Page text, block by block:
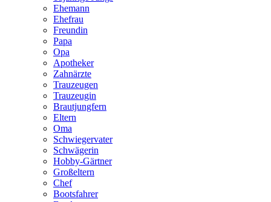
Ehemann
Ehefrau
Freundin
Papa
Opa
Apotheker
Zahnärzte
Trauzeugen
Trauzeugin
Brautjungfern
Eltern
Oma
Schwiegervater
Schwägerin
Hobby-Gärtner
Großeltern
Chef
Bootsfahrer